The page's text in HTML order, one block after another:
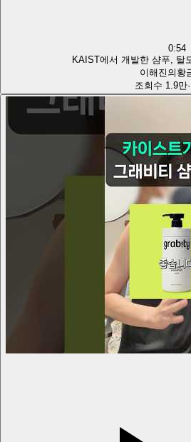
0:54
KAIST에서 개발한 샴푸, 탈
이해진의황
조회수 1.9만·